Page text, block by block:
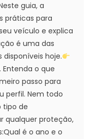
guia, a
práticas para
veículo e explica
é uma das
hoje.
Entenda o que
passo para
perfil. Nem todo
tipo de
qualquer proteção,
é o ano e o